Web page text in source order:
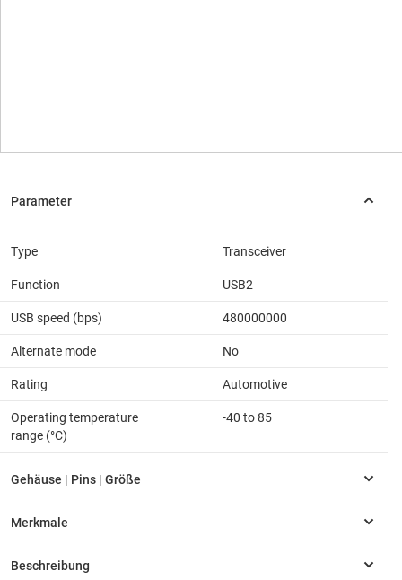
Type Transceiver
Function USB2
USB speed (bps) 480000000
Alternate mode No
Rating Automotive
Operating temperature
range (°C)
-40 to 85